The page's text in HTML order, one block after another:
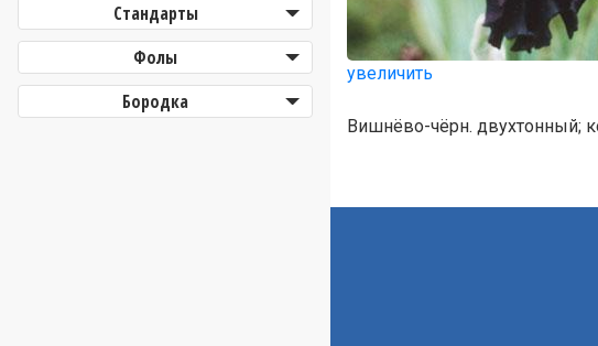
Стандарты
Фолы
Бородка
увеличить
Вишнёво-чёрн. двухтонный;